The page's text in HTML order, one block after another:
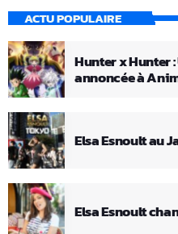
ACTU POPULAIRE
Hunter x Hunter
annoncée à
Elsa Esnoult au
Elsa Esnoult